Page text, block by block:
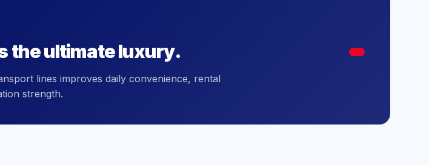
the ultimate luxury.
lines improves daily convenience, rental
strength.